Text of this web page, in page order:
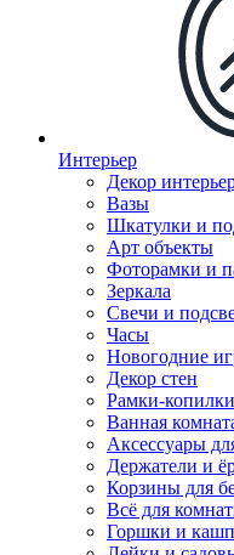
Интерьер
Декор
Вазы
Шкатулки и
Арт объекты
Фоторамки и
Зеркала
Свечи и
Часы
Новогодние
Декор стен
Рамки-
Ванная
Аксессуары
Держатели и
Корзины для
Всё для
Горшки и